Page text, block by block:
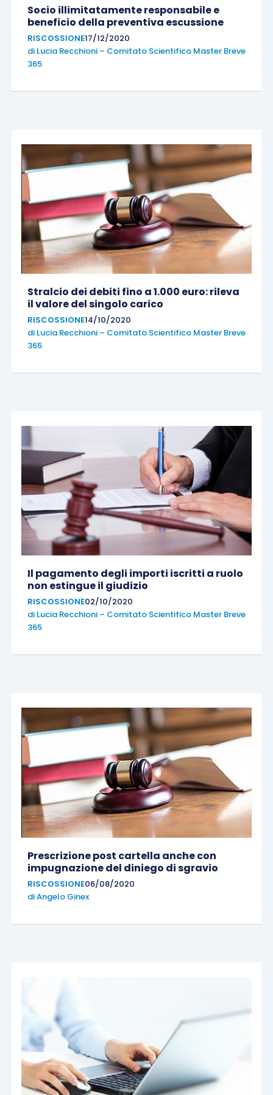
Socio illimitatamente responsabile e
beneficio della preventiva escussione
RISCOSSIONE17/12/2020
di Lucia Recchioni – Comitato Scientifico Master Breve
365
Stralcio dei debiti fino a 1.000 euro: rileva
il valore del singolo carico
RISCOSSIONE14/10/2020
di Lucia Recchioni – Comitato Scientifico Master Breve
365
Il pagamento degli importi iscritti a ruolo
non estingue il giudizio
RISCOSSIONE02/10/2020
di Lucia Recchioni – Comitato Scientifico Master Breve
365
Prescrizione post cartella anche con
impugnazione del diniego di sgravio
RISCOSSIONE06/08/2020
diAngelo Ginex